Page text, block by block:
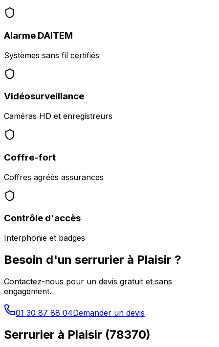
Alarme DAITEM
Systèmes sans fil certifiés
Vidéosurveillance
Caméras HD et enregistreurs
Coffre-fort
Coffres agréés assurances
Contrôle d'accès
Interphonie et badges
Besoin d'un serrurier à Plaisir ?
Contactez-nous pour un devis gratuit et sans
engagement.
01 30 87 88 04Demander un devis
Serrurier à Plaisir (78370)